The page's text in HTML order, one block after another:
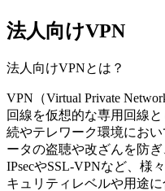
法人向けVPN
法人向けVPNとは？
VPN（Virtual Private
回線を仮想的な専用回線
続やテレワーク環境にお
ータの盗聴や改ざんを防
IPsecやSSL-VPNなど、様
キュリティレベルや用途